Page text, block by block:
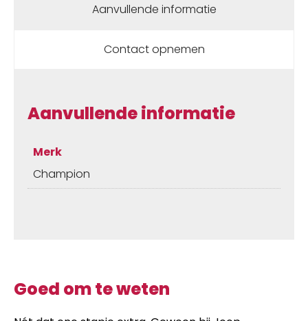
Aanvullende informatie
Contact opnemen
Aanvullende informatie
Merk
Champion
Goed om te weten